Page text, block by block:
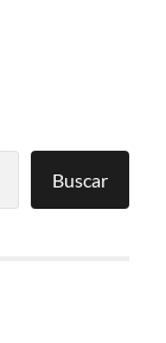
Buscar